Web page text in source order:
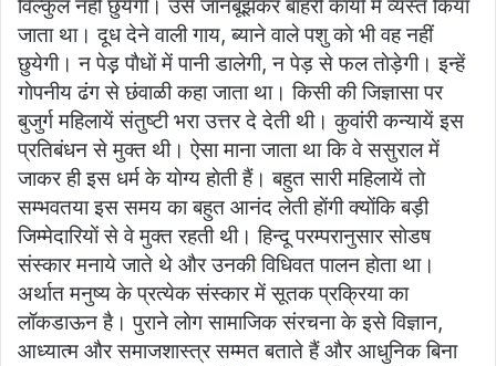
विल्कुल नहीं छुयेगी। उसे जानबूझकर बाहरी कार्याें में व्यस्त किया
जाता था। दूध देने वाली गाय, ब्याने वाले पशु काे भी वह नहीं
छुयेगी। न पेड़़ पाैधाें में पानी डालेगी, न पेड़ से फल ताेड़ेगी। इन्हें
गाेपनीय ढंग से छंवाळी कहा जाता था। किसी की जिज्ञासा पर
बुजुर्ग महिलायें संतुष्टी भरा उत्तर दे देती थी। कुवांरी कन्यायें इस
प्रतिबंधन से मुक्त थी। ऐसा माना जाता था कि वे ससुराल में
जाकर ही इस धर्म के याेग्य हाेती हैं। बहुत सारी महिलायें ताे
सम्भवतया इस समय का बहुत आनंद लेती हाेंगी क्याेंकि बड़ी
जिम्मेदारियाें से वे मुक्त रहती थी। हिन्दू परम्परानुसार साेडष
संस्कार मनाये जाते थे और उनकी विधिवत पालन हाेता था।
अर्थात मनुष्य के प्रत्येक संस्कार में सूतक प्रक्रिया का
लॉकडाऊन है। पुराने लाेग सामाजिक संरचना के इसे विज्ञान,
आध्यात्म और समाजशास्त्र सम्मत बताते हैं और आधुनिक बिना